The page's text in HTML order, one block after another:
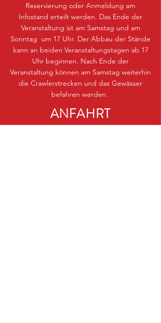
Reservierung oder Anmeldung am
Infostand erteilt werden. Das Ende der
Veranstaltung ist am Samstag und am
Sonntag um 17 Uhr. Der Abbau der Stände
kann an beiden Veranstaltungstagen ab 17
Uhr beginnen. Nach Ende der
Veranstaltung können am Samstag weiterhin
die Crawlerstrecken und das Gewässer
befahren werden.
ANFAHRT